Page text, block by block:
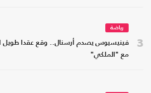
3
رياضة
فينيسيوس يصدم أرسنال.. وقع عقدا طويل
مع "الملكي"